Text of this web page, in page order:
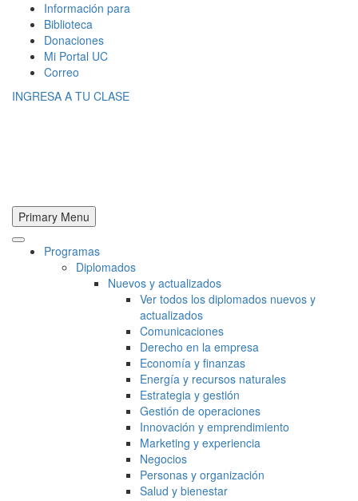
Información para
Biblioteca
Donaciones
Mi Portal UC
Correo
INGRESA A TU CLASE
Primary Menu
Programas
Diplomados
Nuevos y actualizados
Ver todos los diplomados nuevos y
actualizados
Comunicaciones
Derecho en la empresa
Economía y finanzas
Energía y recursos naturales
Estrategia y gestión
Gestión de operaciones
Innovación y emprendimiento
Marketing y experiencia
Negocios
Personas y organización
Salud y bienestar